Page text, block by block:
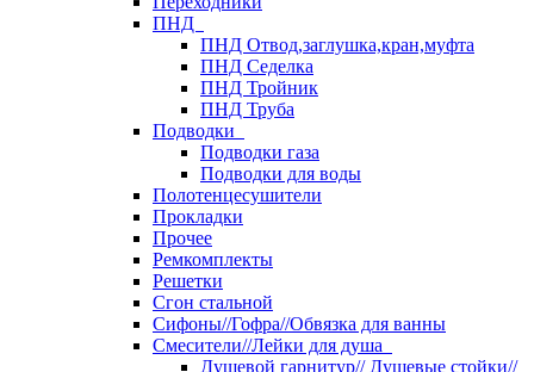
ПНД
ПНД Отвод,заглушка,кран,муфта
ПНД Седелка
ПНД Тройник
ПНД Труба
Подводки
Подводки газа
Подводки для воды
Полотенцесушители
Прокладки
Прочее
Ремкомплекты
Решетки
Сгон стальной
Сифоны//Гофра//Обвязка для ванны
Смесители//Лейки для душа
Душевой гарнитур// Душевые стойки//